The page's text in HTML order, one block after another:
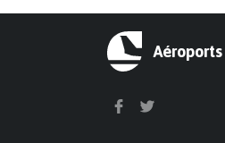
Aéroports